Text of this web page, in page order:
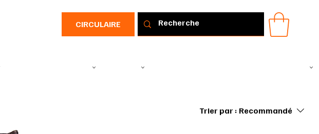
CIRCULAIRE
Trier par : Recommandé